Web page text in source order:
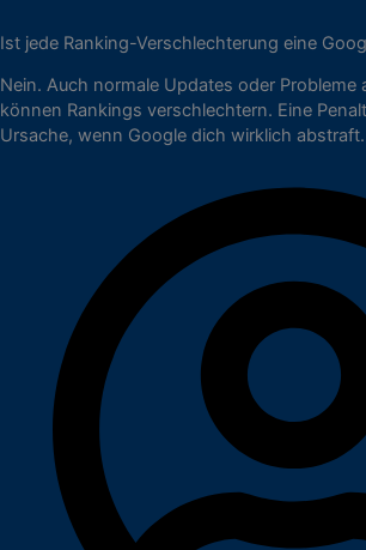
Ist jede Ranking-Verschlechterung eine
Nein. Auch normale Updates oder Probleme
können Rankings verschlechtern. Eine
Ursache, wenn Google dich wirklich abstraft.